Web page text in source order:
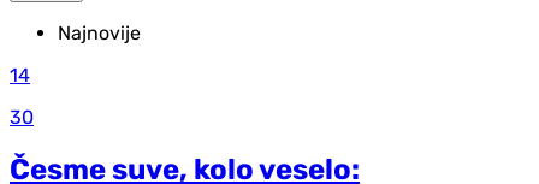
Najnovije
14
30
Česme suve, kolo veselo: